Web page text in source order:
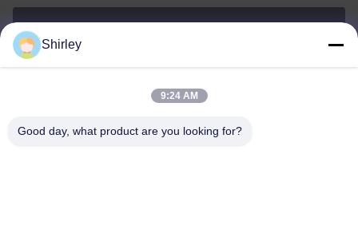
0086-18148506772
Shirley
9:24 AM
Good day, what product are you looking for?